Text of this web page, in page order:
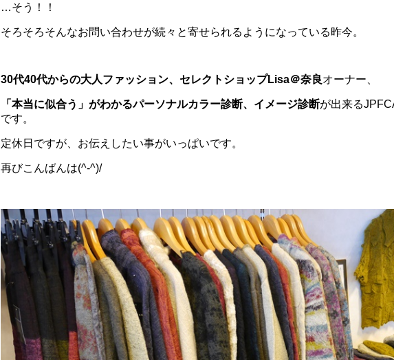
…そう！！
そろそろそんなお問い合わせが続々と寄せられるようになっている昨今。
30代40代からの大人ファッション、セレクトショップLisa＠奈良オーナー、
「本当に似合う」がわかるパーソナルカラー診断、イメージ診断が出来る
です。
定休日ですが、お伝えしたい事がいっぱいです。
再びこんばんは(^-^)/